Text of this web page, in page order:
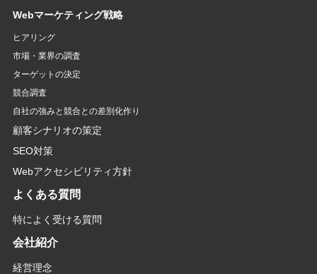
Webマーケティング戦略
ヒアリング
市場・業界の調査
ターゲットの決定
競合調査
自社の強みと競合との差別化作り
顧客シナリオの策定
SEO対策
Webアクセシビリティ方針
よくある質問
特によく受ける質問
会社紹介
経営理念